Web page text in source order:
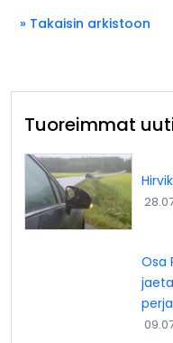
» Takaisin arkistoon
Tuoreimmat
Osa